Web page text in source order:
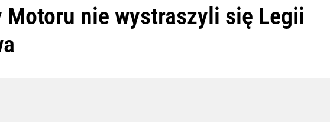
nie wystraszyli się Legii